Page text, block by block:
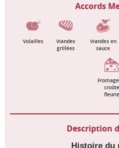
Accords
Volailles
Viandes
grillées
Viandes en
sauce
croûte
fleurie
Description
Histoire du